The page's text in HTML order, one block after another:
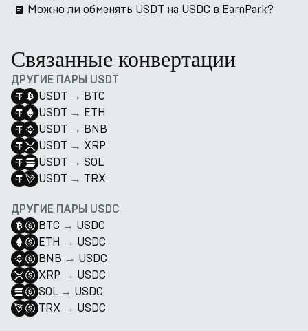
Можно ли обменять USDT на USDC в EarnPark?
Связанные конвертации
ДРУГИЕ ПАРЫ USDT
USDT → BTC
USDT → ETH
USDT → BNB
USDT → XRP
USDT → SOL
USDT → TRX
ДРУГИЕ ПАРЫ USDC
BTC → USDC
ETH → USDC
BNB → USDC
XRP → USDC
SOL → USDC
TRX → USDC